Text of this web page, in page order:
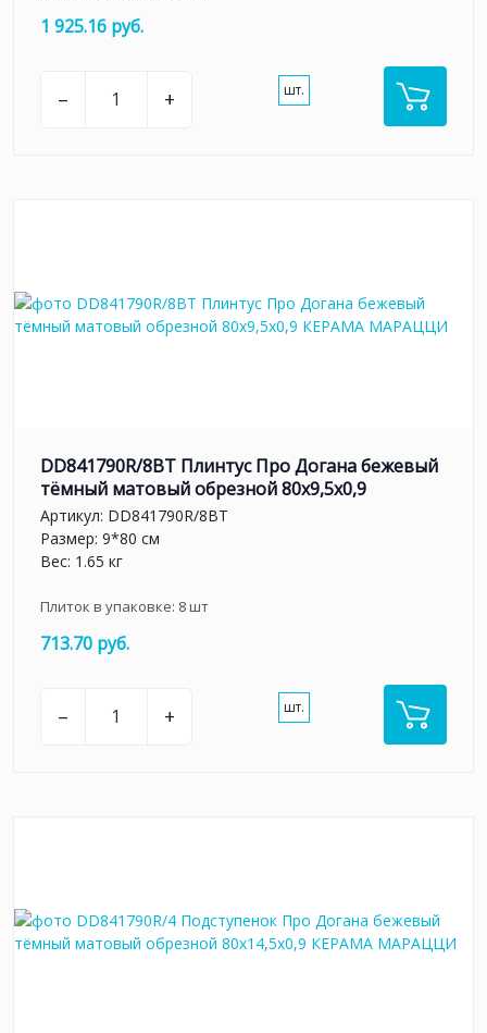
1 925.16 руб.
– + шт.
DD841790R/8BT Плинтус Про Догана бежевый
тёмный матовый обрезной 80x9,5x0,9
Артикул: DD841790R/8BT
Размер: 9*80 см
Вес: 1.65 кг
Плиток в упаковке: 8шт
713.70 руб.
– + шт.